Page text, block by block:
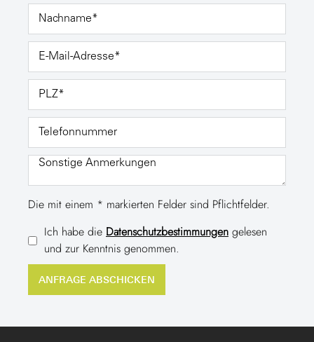
Die mit einem * markierten Felder sind Pflichtfelder.
Ich habe die Datenschutzbestimmungen gelesen
und zur Kenntnis genommen.